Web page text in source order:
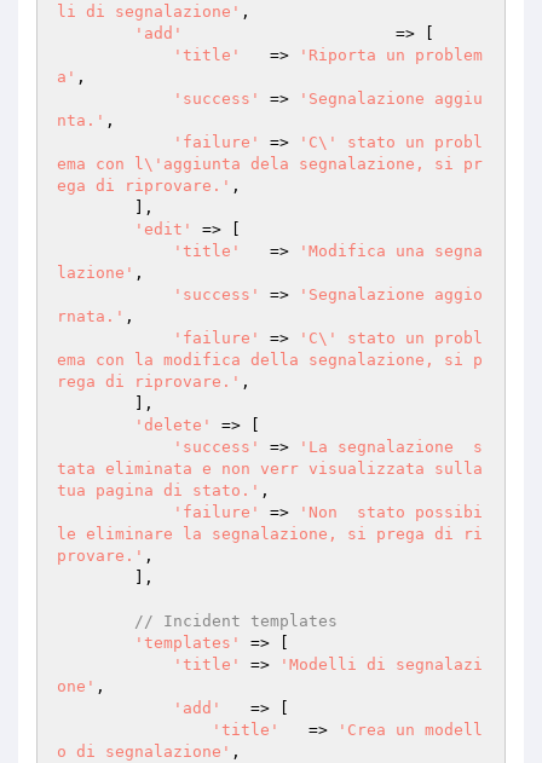
li di segnalazione' ,
'add'
                      => [
'title'
   =>
'Riporta un problem
a' ,
'success'
=>
'Segnalazione aggiu
nta.' ,
'failure'
=>
'C\' stato un probl
ema con l\'aggiunta dela segnalazione, si pr
ega di riprovare.' ,
'edit'
=> [
'title'
   =>
'Modifica una segna
lazione' ,
'success'
=>
'Segnalazione aggio
rnata.' ,
'failure'
=>
'C\' stato un probl
ema con la modifica della segnalazione, si p
rega di riprovare.' ,
'delete'
=> [
'success'
=>
'La segnalazione  s
tata eliminata e non verr visualizzata sulla
tua pagina di stato.' ,
'failure'
=>
'Non  stato possibi
le eliminare la segnalazione, si prega di ri
provare.' ,
// Incident templates
'templates'
=> [
'title'
=>
'Modelli di segnalazi
one' ,
'add'
   => [
'title'
   =>
'Crea un modell
o di segnalazione' ,